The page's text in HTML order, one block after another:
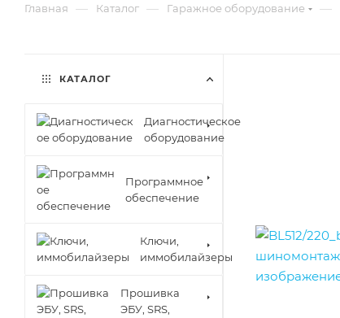
Главная — Каталог — Гаражное оборудование —
КАТАЛОГ
Диагностическое
оборудование
Программное
обеспечение
Ключи,
иммобилайзеры
Прошивка
ЭБУ, SRS,